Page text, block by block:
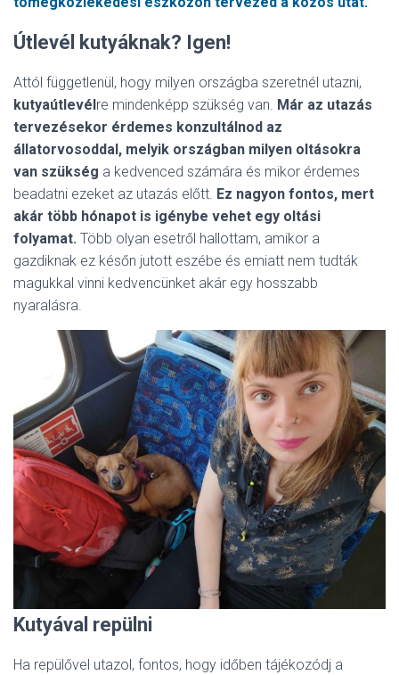
Útlevél kutyáknak? Igen!
Attól függetlenül, hogy milyen országba szeretnél utazni,
kutyaútlevél re mindenképp szükség van. Már az utazás
tervezésekor érdemes konzultálnod az
állatorvosoddal, melyik országban milyen oltásokra
van szükség a kedvenced számára és mikor érdemes
beadatni ezeket az utazás előtt. Ez nagyon fontos, mert
akár több hónapot is igénybe vehet egy oltási
folyamat. Több olyan esetről hallottam, amikor a
gazdiknak ez későn jutott eszébe és emiatt nem tudták
magukkal vinni kedvencünket akár egy hosszabb
nyaralásra.
Kutyával repülni
Ha repülővel utazol, fontos, hogy időben tájékozódj a